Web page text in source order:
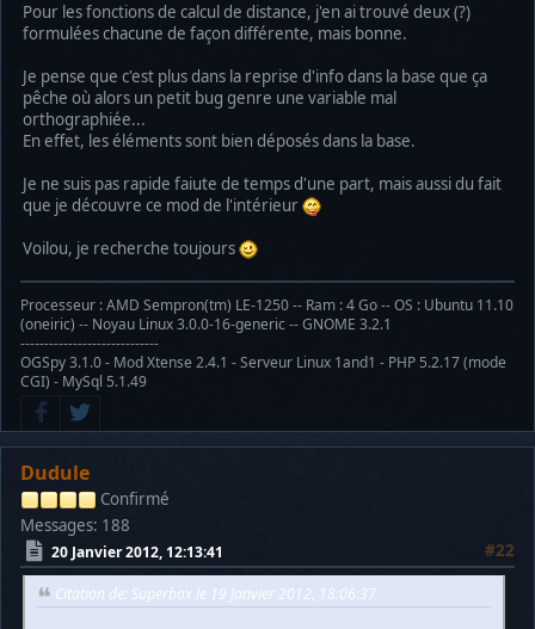
Pour les fonctions de calcul de distance, j'en ai trouvé deux (?)
formulées chacune de façon différente, mais bonne.
Je pense que c'est plus dans la reprise d'info dans la base que ça
pêche où alors un petit bug genre une variable mal
orthographiée...
En effet, les éléments sont bien déposés dans la base.
Je ne suis pas rapide faiute de temps d'une part, mais aussi du fait
que je découvre ce mod de l'intérieur
Voilou, je recherche toujours
Processeur : AMD Sempron(tm) LE-1250 -- Ram : 4 Go -- OS : Ubuntu 11.10
(oneiric) -- Noyau Linux 3.0.0-16-generic -- GNOME 3.2.1
-----------------------------
OGSpy 3.1.0 - Mod Xtense 2.4.1 - Serveur Linux 1and1 - PHP 5.2.17 (mode
CGI) - MySql 5.1.49
Dudule
Confirmé
Messages: 188
20 Janvier 2012, 12:13:41 #22
Citation de: Superbox le 19 Janvier 2012, 18:06:37